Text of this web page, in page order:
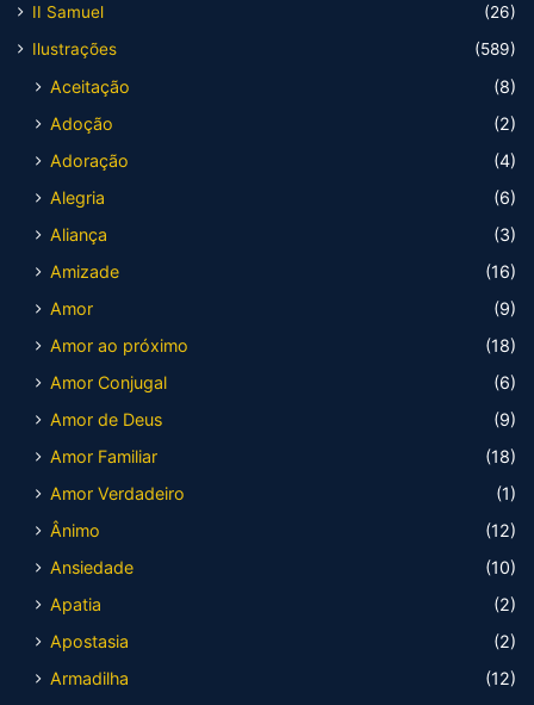
II Samuel
(26)
Ilustrações
(589)
Aceitação
(8)
Adoção
(2)
Adoração
(4)
Alegria
(6)
Aliança
(3)
Amizade
(16)
Amor
(9)
Amor ao próximo
(18)
Amor Conjugal
(6)
Amor de Deus
(9)
Amor Familiar
(18)
Amor Verdadeiro
(1)
Ânimo
(12)
Ansiedade
(10)
Apatia
(2)
Apostasia
(2)
Armadilha
(12)